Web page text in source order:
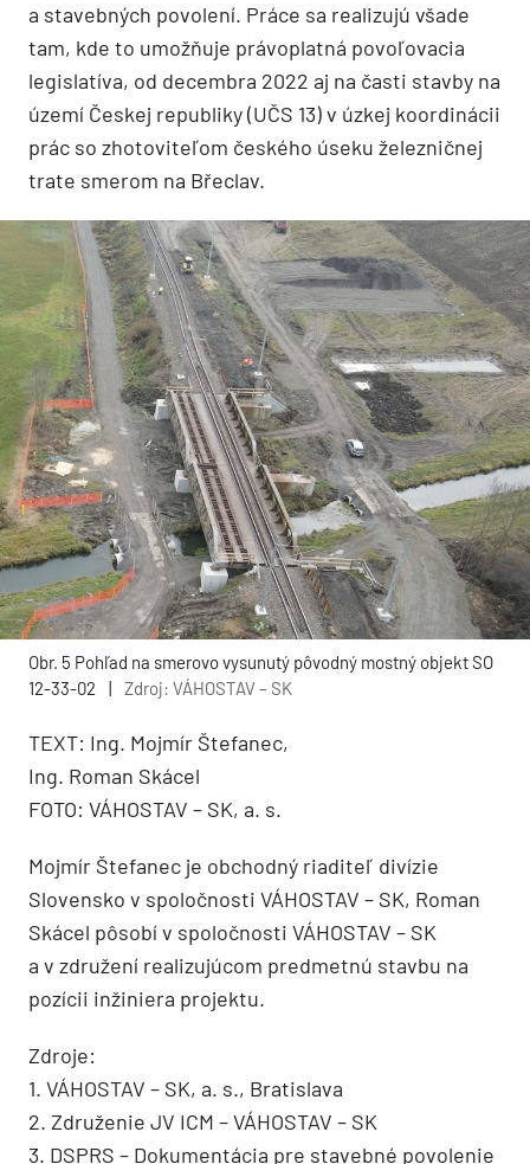
a stavebných povolení. Práce sa realizujú všade
tam, kde to umožňuje právoplatná povoľovacia
legislatíva, od decembra 2022 aj na časti stavby na
území Českej republiky (UČS 13) v úzkej koordinácii
prác so zhotoviteľom českého úseku železničnej
trate smerom na Břeclav.
Obr. 5 Pohľad na smerovo vysunutý pôvodný mostný objekt SO
12-33-02
| Zdroj: VÁHOSTAV – SK
TEXT: Ing. Mojmír Štefanec,
Ing. Roman Skácel
FOTO: VÁHOSTAV – SK, a. s.
Mojmír Štefanec je obchodný riaditeľ divízie
Slovensko v spoločnosti VÁHOSTAV – SK, Roman
Skácel pôsobí v spoločnosti VÁHOSTAV – SK
a v združení realizujúcom predmetnú stavbu na
pozícii inžiniera projektu.
Zdroje:
1. VÁHOSTAV – SK, a. s., Bratislava
2. Združenie JV ICM – VÁHOSTAV – SK
3. DSPRS – Dokumentácia pre stavebné povolenie